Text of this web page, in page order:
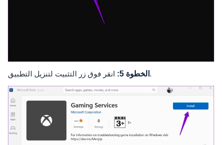
الخطوة 5: انقر فوق زر التثبيت لتنزيل التطبيق.